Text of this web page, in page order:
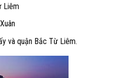
Liêm
và quận Bắc Từ Liêm.